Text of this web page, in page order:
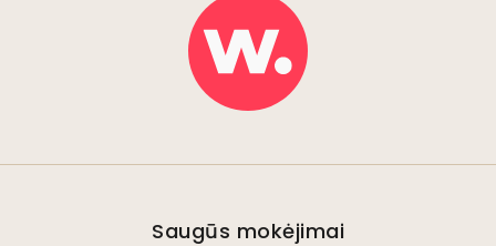
Saugūs mokėjimai